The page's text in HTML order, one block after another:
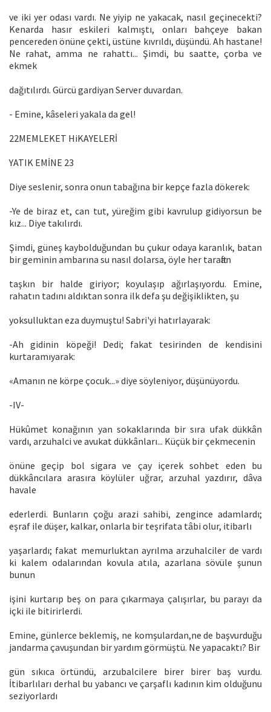
ve iki yer odası vardı. Ne yiyip ne yakacak, nasıl geçinecekti?
Kenarda hasır eskileri kalmıştı, onları bahçeye bakan
pencereden önüne çekti, üstüne kıvrıldı, düşündü. Ah hastane!
Ne rahat, amma ne rahattı... Şimdi, bu saatte, çorba ve
ekmek
dağıtılırdı. Gürcü gardiyan Server duvardan.
- Emine, kâseleri yakala da gel!
22MEMLEKET HiKAYELERİ
YATIK EMİNE 23
Diye seslenir, sonra onun tabağına bir kepçe fazla dökerek:
-Ye de biraz et, can tut, yüreğim gibi kavrulup gidiyorsun be
kız... Diye takılırdı.
Şimdi, güneş kaybolduğundan bu çukur odaya karanlık, batan
bir geminin ambarına su nasıl dolarsa, öyle her taraftan
taşkın bir halde giriyor; koyulaşıp ağırlaşıyordu. Emine,
rahatın tadını aldıktan sonra ilk defa şu değişiklikten, şu
yoksulluktan eza duymuştu! Sabri'yi hatırlayarak:
-Ah gidinin köpeği! Dedi; fakat tesirinden de kendisini
kurtaramıyarak:
«Amanın ne körpe çocuk...» diye söyleniyor, düşünüyordu.
-IV-
Hükûmet konağının yan sokaklarında bir sıra ufak dükkân
vardı, arzuhalci ve avukat dükkânları... Küçük bir çekmecenin
önüne geçip bol sigara ve çay içerek sohbet eden bu
dükkâncılara arasıra köylüler uğrar, arzuhal yazdırır, dâva
havale
ederlerdi. Bunların çoğu arazi sahibi, zengince adamlardı;
eşraf ile düşer, kalkar, onlarla bir teşrifata tâbi olur, itibarlı
yaşarlardı; fakat memurluktan ayrılma arzuhalciler de vardı
ki kalem odalarından kovula atıla, azarlana sövüle şunun
bunun
işini kurtarıp beş on para çıkarmaya çalışırlar, bu parayı da
içki ile bitirirlerdi.
Emine, günlerce beklemiş, ne komşulardan,ne de başvurduğu
jandarma çavuşundan bir yardım görmüştü. Ne yapacaktı? Bir
gün sıkıca örtündü, arzubalcilere birer birer baş vurdu.
İtibarlıları derhal bu yabancı ve çarşaflı kadının kim olduğunu
seziyorlardı